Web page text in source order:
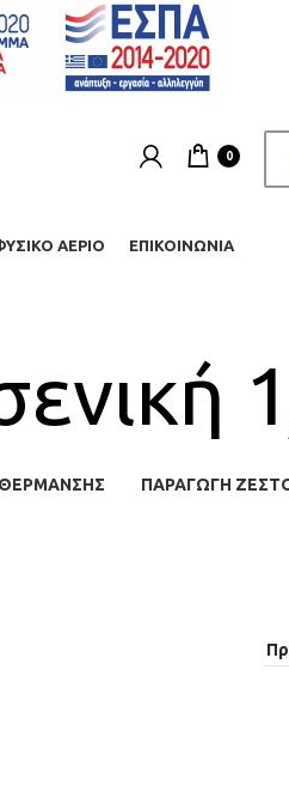
0
ΑΈΡΙΟ ΕΠΙΚΟΙΝΩΝΊΑ
ΠΑΡΑΓΩΓΉ